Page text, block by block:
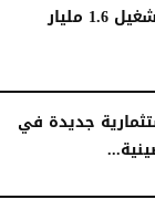
HSBC مصر يسجل خسائر تشغيل 1.6 مليار
جديدة في